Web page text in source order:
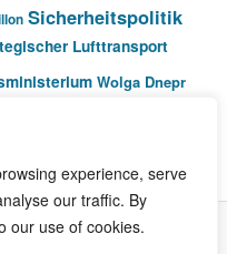
experience, serve
our traffic. By
our use of cookies.
Sicherheitspolitik
Lufttransport
Wolga Dnepr